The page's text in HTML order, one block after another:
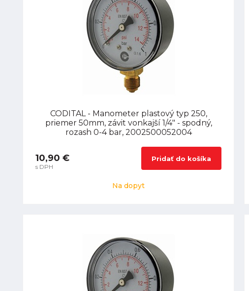
CODITAL - Manometer plastový typ 250,
priemer 50mm, závit vonkajší 1/4" - spodný,
rozash 0-4 bar, 2002500052004
10,90 €
s DPH
Pridať do košíka
Na dopyt